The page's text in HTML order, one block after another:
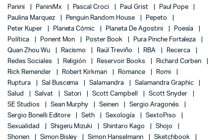
Panini
PaniniMx Pascal Croci Paul Grist
Paul Pope
Paulina Marquez
Penguin Random House
Pepeto
Peter Kuper
Planeta Cómic Planeta De Agostini
Poesía
Política
Ponent Mon Poster Book
Pura Pinche Fortaleza
Quan Zhou Wu
Racismo Raúl Treviño RBA
Recerca
Redes Sociales
Religión Reservoir Books
Richard Corben
Rick Remender
Robert Kirkman Romance
Romi
Ruptura
Sal Buscema Salamandra
Salamandra Graphic
Salud
Salvat Satori Scott Campbell
Scott Snyder
SE Studios
Sean Murphy Seinen
Sergio Aragonés
Sergio Bonelli Editore
Seth Sexología
SextoPiso
Sexualidad
Shigeru Mizuki Shintaro Kago
Shojo
Shonen
Simon Bisley Simon Hanselmann Sketchbook